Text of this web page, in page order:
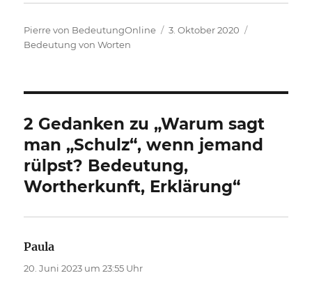
Autor
Pierre von BedeutungOnline
Veröffentlicht
3. Oktober 2020
Bedeutung von Worten
2 Gedanken zu „Warum sagt
man „Schulz“, wenn jemand
rülpst? Bedeutung,
Wortherkunft, Erklärung“
Paula
20. Juni 2023 um 23:55 Uhr